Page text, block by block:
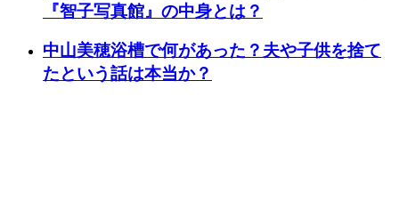
『智子写真館』の中身とは？
中山美穂浴槽で何があった？夫や子供を捨て
たという話は本当か？